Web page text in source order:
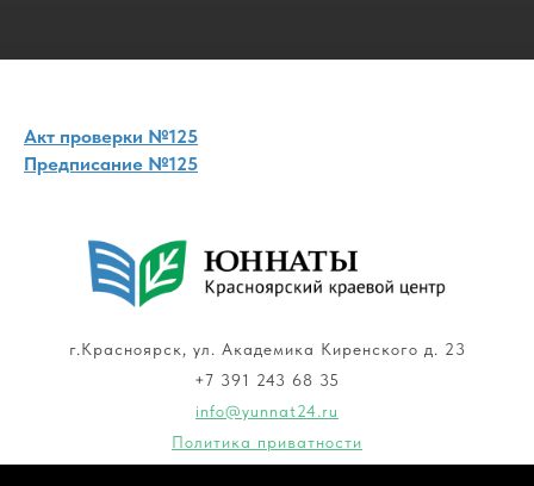
Акт проверки №125
Предписание №125
г.Красноярск, ул. Академика Киренского д. 23
+7 391 243 68 35
info@yunnat24.ru
Политика приватности